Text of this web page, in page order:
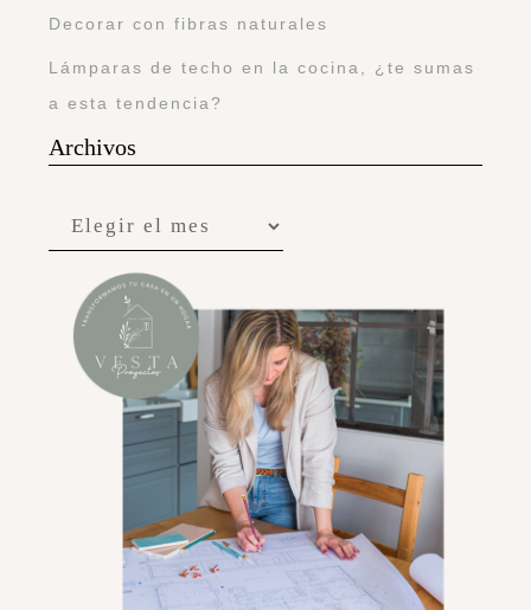
Decorar con fibras naturales
Lámparas de techo en la cocina, ¿te sumas
a esta tendencia?
Archivos